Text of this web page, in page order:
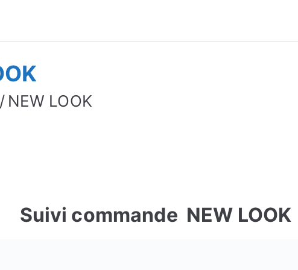
- Suivre Commande
NEW LOOK
Suivi commande NEW LOOK